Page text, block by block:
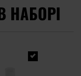
НАБОРІ